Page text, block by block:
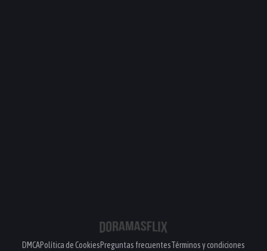
DMCAPolítica de CookiesPreguntas frecuentesTérminos y condiciones